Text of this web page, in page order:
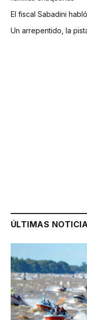
El fiscal Sabadini
Un arrepentido, la
ÚLTIMAS